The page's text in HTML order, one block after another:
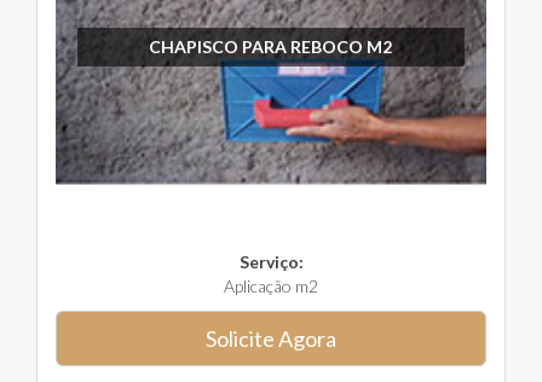
CHAPISCO PARA REBOCO M2
Serviço:
Aplicação m2
Solicite Agora